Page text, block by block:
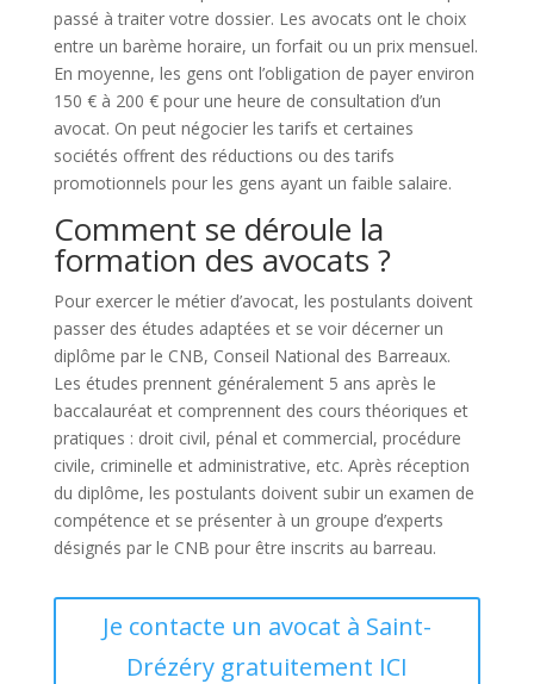
passé à traiter votre dossier. Les avocats ont le choix
entre un barème horaire, un forfait ou un prix mensuel.
En moyenne, les gens ont l’obligation de payer environ
150 € à 200 € pour une heure de consultation d’un
avocat. On peut négocier les tarifs et certaines
sociétés offrent des réductions ou des tarifs
promotionnels pour les gens ayant un faible salaire.
Comment se déroule la
formation des avocats ?
Pour exercer le métier d’avocat, les postulants doivent
passer des études adaptées et se voir décerner un
diplôme par le CNB, Conseil National des Barreaux.
Les études prennent généralement 5 ans après le
baccalauréat et comprennent des cours théoriques et
pratiques : droit civil, pénal et commercial, procédure
civile, criminelle et administrative, etc. Après réception
du diplôme, les postulants doivent subir un examen de
compétence et se présenter à un groupe d’experts
désignés par le CNB pour être inscrits au barreau.
Je contacte un avocat à Saint-
Drézéry gratuitement ICI